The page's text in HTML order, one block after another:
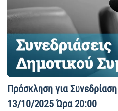
Πρόσκληση για
13/10/2025 Ώρα 20:00